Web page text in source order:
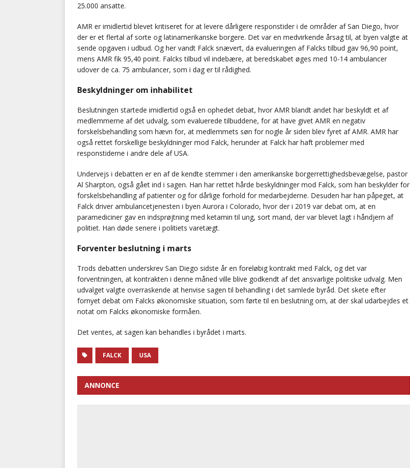
25.000 ansatte.
AMR er imidlertid blevet kritiseret for at levere dårligere responstider i de områder af San Diego, hvor
der er et flertal af sorte og latinamerikanske borgere. Det var en medvirkende årsag til, at byen valgte at
sende opgaven i udbud. Og her vandt Falck snævert, da evalueringen af Falcks tilbud gav 96,90 point,
mens AMR fik 95,40 point. Falcks tilbud vil indebære, at beredskabet øges med 10-14 ambulancer
udover de ca. 75 ambulancer, som i dag er til rådighed.
Beskyldninger om inhabilitet
Beslutningen startede imidlertid også en ophedet debat, hvor AMR blandt andet har beskyldt et af
medlemmerne af det udvalg, som evaluerede tilbuddene, for at have givet AMR en negativ
forskelsbehandling som hævn for, at medlemmets søn for nogle år siden blev fyret af AMR. AMR har
også rettet forskellige beskyldninger mod Falck, herunder at Falck har haft problemer med
responstiderne i andre dele af USA.
Undervejs i debatten er en af de kendte stemmer i den amerikanske borgerrettighedsbevægelse, pastor
Al Sharpton, også gået ind i sagen. Han har rettet hårde beskyldninger mod Falck, som han beskylder for
forskelsbehandling af patienter og for dårlige forhold for medarbejderne. Desuden har han påpeget, at
Falck driver ambulancetjenesten i byen Aurora i Colorado, hvor der i 2019 var debat om, at en
paramediciner gav en indsprøjtning med ketamin til ung, sort mand, der var blevet lagt i håndjern af
politiet. Han døde senere i politiets varetægt.
Forventer beslutning i marts
Trods debatten underskrev San Diego sidste år en foreløbig kontrakt med Falck, og det var
forventningen, at kontrakten i denne måned ville blive godkendt af det ansvarlige politiske udvalg. Men
udvalget valgte overraskende at henvise sagen til behandling i det samlede byråd. Det skete efter
fornyet debat om Falcks økonomiske situation, som førte til en beslutning om, at der skal udarbejdes et
notat om Falcks økonomiske formåen.
Det ventes, at sagen kan behandles i byrådet i marts.
FALCK USA
ANNONCE